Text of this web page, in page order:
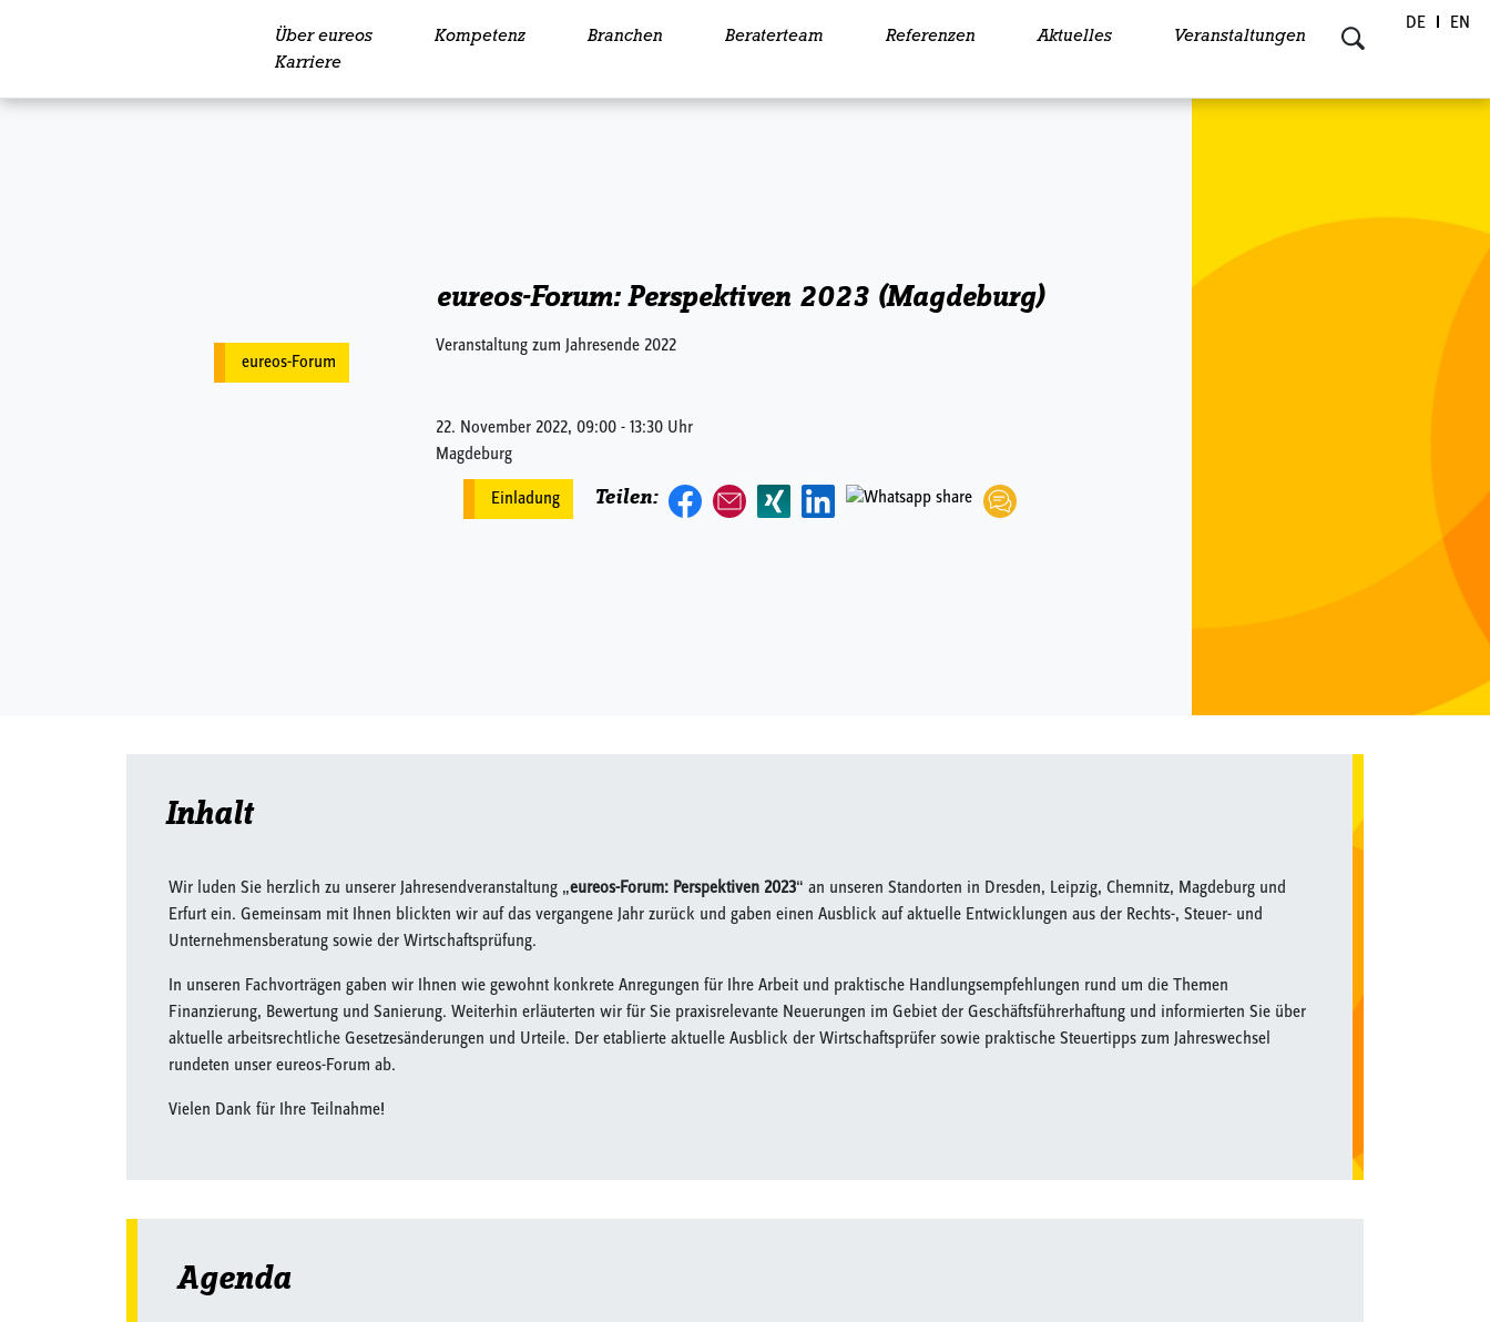
Über eureos Kompetenz Branchen Beraterteam Referenzen Aktuelles
Veranstaltungen
Karriere
DE EN
eureos-Forum
eureos-Forum: Perspektiven 2023 (Magdeburg)
Veranstaltung zum Jahresende 2022
22. November 2022, 09:00 - 13:30 Uhr
Magdeburg
Einladung Teilen:
Inhalt
Wir luden Sie herzlich zu unserer Jahresendveranstaltung „eureos-Forum: Perspektiven 2023“ an unseren Standorten in Dresden, Leipzig, Chemnitz, Magdeburg und
Erfurt ein. Gemeinsam mit Ihnen blickten wir auf das vergangene Jahr zurück und gaben einen Ausblick auf aktuelle Entwicklungen aus der Rechts-, Steuer- und
Unternehmensberatung sowie der Wirtschaftsprüfung.
In unseren Fachvorträgen gaben wir Ihnen wie gewohnt konkrete Anregungen für Ihre Arbeit und praktische Handlungsempfehlungen rund um die Themen
Finanzierung, Bewertung und Sanierung. Weiterhin erläuterten wir für Sie praxisrelevante Neuerungen im Gebiet der Geschäftsführerhaftung und informierten Sie über
aktuelle arbeitsrechtliche Gesetzesänderungen und Urteile. Der etablierte aktuelle Ausblick der Wirtschaftsprüfer sowie praktische Steuertipps zum Jahreswechsel
rundeten unser eureos-Forum ab.
Vielen Dank für Ihre Teilnahme!
Agenda